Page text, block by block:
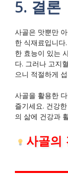
5. 결론
사골은 맛뿐만
한 식재료입니
한 효능이 있는
다. 그러나 고지
으니 적절하게
사골을 활용한
즐기세요. 건강
의 삶에 건강과
사골의